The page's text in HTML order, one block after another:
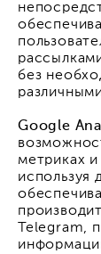
без
Google
метриках
используя
Telegram,